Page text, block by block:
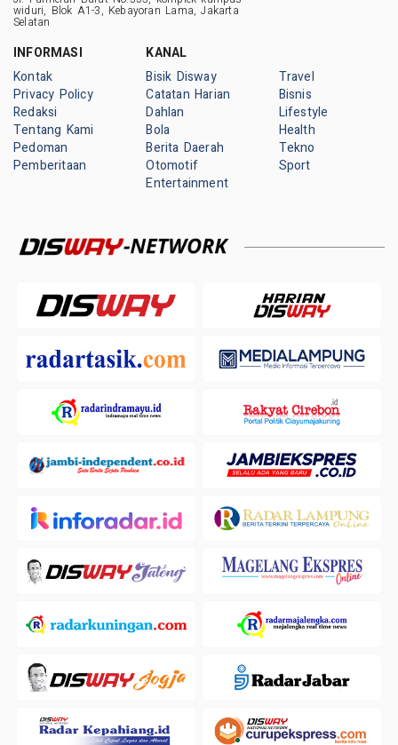
widuri, Blok A1-3, Kebayoran Lama, Jakarta
Selatan
INFORMASI
Kontak
Privacy Policy
Redaksi
Tentang Kami
Pedoman
Pemberitaan
KANAL
Bisik Disway
Catatan Harian
Dahlan
Bola
Berita Daerah
Otomotif
Entertainment
Travel
Bisnis
Lifestyle
Health
Tekno
Sport